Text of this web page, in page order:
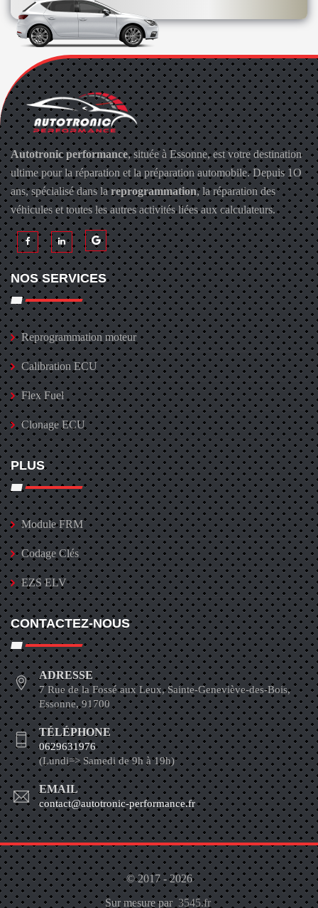
Autotronic performance, située à Essonne, est votre destination
ultime pour la réparation et la préparation automobile. Depuis 1O
ans, spécialisé dans lareprogrammation, la réparation des
véhicules et toutes les autres activités liées aux calculateurs.
NOS SERVICES
Reprogrammation moteur
Calibration ECU
Flex Fuel
Clonage ECU
PLUS
Module FRM
Codage Clés
EZS ELV
CONTACTEZ-NOUS
ADRESSE
7 Rue de la Fossé aux Leux, Sainte-Geneviève-des-Bois,
Essonne, 91700
TÉLÉPHONE
0629631976
(Lundi=> Samedi de 9h à 19h)
EMAIL
contact@autotronic-performance.fr
© 2017 - 2026
Sur mesure par 3545.fr